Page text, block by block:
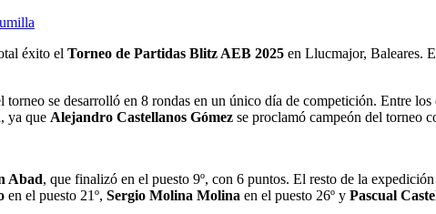
éxito el Torneo de Partidas Blitz AEB 2025 en Llucmajor, Baleares.
se desarrolló en 8 rondas en un único día de competición. Entre
ya que Alejandro Castellanos Gómez se proclamó campeón del torneo
Abad, que finalizó en el puesto 9º, con 6 puntos. El resto de la
en el puesto 21º, Sergio Molina Molina en el puesto 26º y Pascual